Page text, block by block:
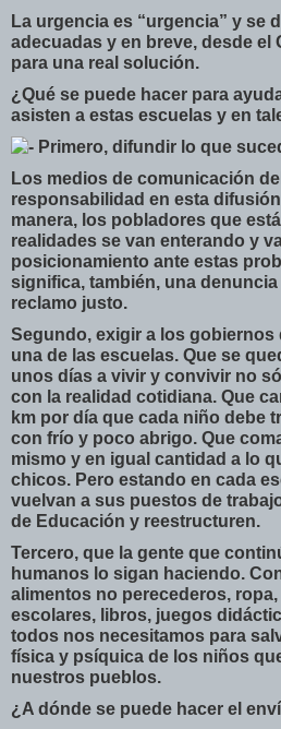
La urgencia es “urgencia” y se
adecuadas y en breve, desde el
para una real solución.
¿Qué se puede hacer para
asisten a estas escuelas y en
Primero, difundir lo que
Los medios de comunicación
responsabilidad en esta
manera, los pobladores que
realidades se van enterando y
posicionamiento ante estas
significa, también, una
reclamo justo.
Segundo, exigir a los gobiernos
una de las escuelas. Que se
unos días a vivir y convivir no
con la realidad cotidiana. Que
km por día que cada niño debe
con frío y poco abrigo. Que
mismo y en igual cantidad a lo
chicos. Pero estando en cada
vuelvan a sus puestos de
de Educación y reestructuren.
Tercero, que la gente que
humanos lo sigan haciendo.
alimentos no perecederos,
escolares, libros, juegos
todos nos necesitamos para
física y psíquica de los niños
nuestros pueblos.
¿A dónde se puede hacer el